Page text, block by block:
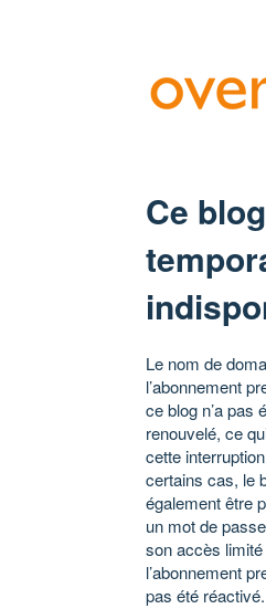
Ce
Le nom de
l’abonnement
ce blog n’a pas
renouvelé, ce
cette
certains cas, le
également être
un mot de
son accès
l’abonnement
pas été réactivé.